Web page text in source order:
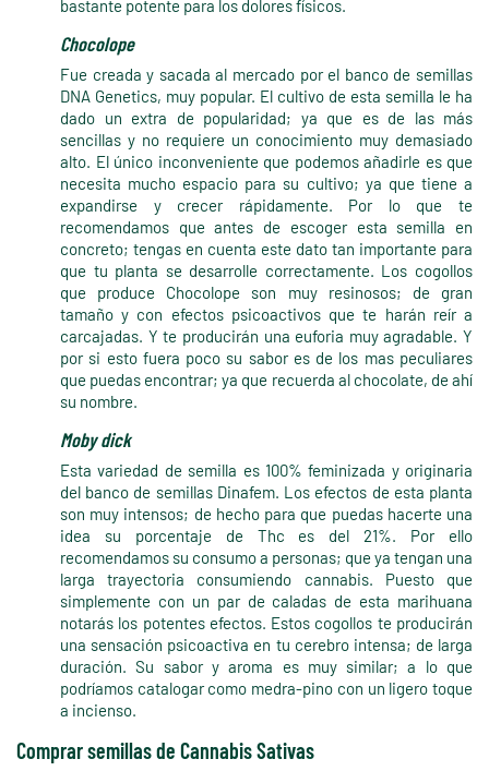
bastante potente para los dolores físicos.
Chocolope
Fue creada y sacada al mercado por el banco de semillas
DNA Genetics, muy popular. El cultivo de esta semilla le ha
dado un extra de popularidad; ya que es de las más
sencillas y no requiere un conocimiento muy demasiado
alto. El único inconveniente que podemos añadirle es que
necesita mucho espacio para su cultivo; ya que tiene a
expandirse y crecer rápidamente. Por lo que te
recomendamos que antes de escoger esta semilla en
concreto; tengas en cuenta este dato tan importante para
que tu planta se desarrolle correctamente. Los cogollos
que produce Chocolope son muy resinosos; de gran
tamaño y con efectos psicoactivos que te harán reír a
carcajadas. Y te producirán una euforia muy agradable. Y
por si esto fuera poco su sabor es de los mas peculiares
que puedas encontrar; ya que recuerda al chocolate, de ahí
su nombre.
Moby dick
Esta variedad de semilla es 100% feminizada y originaria
del banco de semillas Dinafem. Los efectos de esta planta
son muy intensos; de hecho para que puedas hacerte una
idea su porcentaje de Thc es del 21%. Por ello
recomendamos su consumo a personas; que ya tengan una
larga trayectoria consumiendo cannabis. Puesto que
simplemente con un par de caladas de esta marihuana
notarás los potentes efectos. Estos cogollos te producirán
una sensación psicoactiva en tu cerebro intensa; de larga
duración. Su sabor y aroma es muy similar; a lo que
podríamos catalogar como medra-pino con un ligero toque
a incienso.
Comprar semillas de Cannabis Sativas